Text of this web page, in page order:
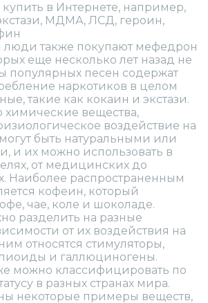
в Интернете, например,
МДМА, ЛСД, героин,
также покупают мефедрон
еще несколько лет назад не
популярных песен содержат
наркотиков в целом
такие как кокаин и экстази.
химические вещества,
воздействие на
быть натуральными или
и их можно использовать в
от медицинских до
Наиболее распространенным
кофеин, который
чае, коле и шоколаде.
разделить на разные
от их воздействия на
относятся стимуляторы,
и галлюциногены.
можно классифицировать по
в разных странах мира.
некоторые примеры веществ,